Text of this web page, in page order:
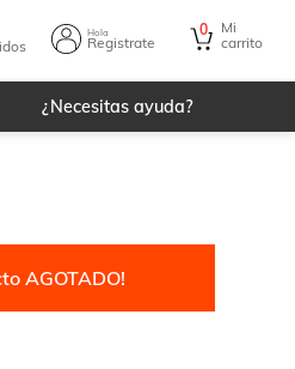
Hola
Registrate
0
Mi
carrito
¿Necesitas ayuda?
AGOTADO!